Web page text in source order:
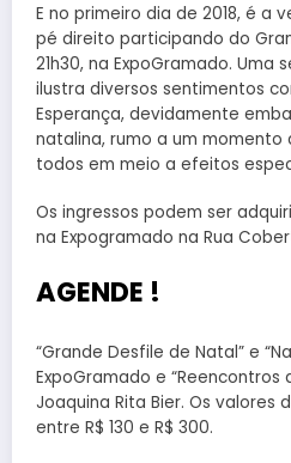
E no primeiro dia de 2018, é a
pé direito participando do
21h30, na ExpoGramado. Uma
ilustra diversos sentimentos
Esperança, devidamente
natalina, rumo a um
todos em meio a efeitos
Os ingressos podem ser
na Expogramado na Rua
AGENDE !
“Grande Desfile de Natal” e
ExpoGramado e “Reencontros
Joaquina Rita Bier. Os valores
entre R$ 130 e R$ 300.